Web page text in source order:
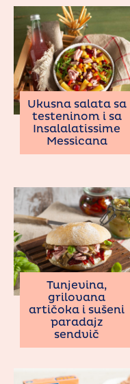
Ukusna salata sa
testeninom i sa
Insalalatissime
Messicana
Tunjevina,
grilovana
artičoka i sušeni
paradajz
sendvič